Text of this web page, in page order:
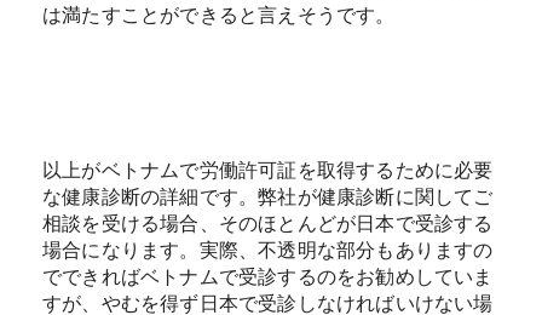
は満たすことができると言えそうです。
以上がベトナムで労働許可証を取得するために必要
な健康診断の詳細です。弊社が健康診断に関してご
相談を受ける場合、そのほとんどが日本で受診する
場合になります。実際、不透明な部分もありますの
でできればベトナムで受診するのをお勧めしていま
すが、やむを得ず日本で受診しなければいけない場